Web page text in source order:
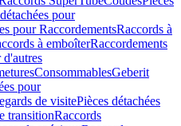
pour
pour RaccordementsRaccords à
à emboîterRaccordements
d'autres
ConsommablesGeberit
pour
de visitePièces détachées
transitionRaccords